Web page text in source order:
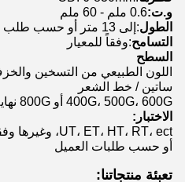
و.ت:0.6 ملم - 60 ملم
الطول:إلى 13 متر أو حسب طلب العملاء
التسامح:وفقاً للمعيار
السطح
ساتين / خط الشعر
400G، 500G، 600G أو 800G نهاية المرآة
الاختبار:
UT، ET، HT، RT، ect، وغيرها وفقا للمعيار،
أو حسب طلبات العميل
تعبئة منتجاتنا: